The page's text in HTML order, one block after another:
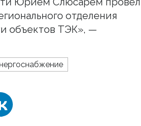
отделения
объектов ТЭК», —